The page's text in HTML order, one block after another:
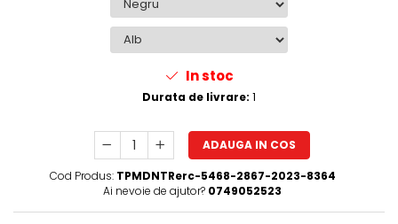
In stoc
Durata de livrare: 1
ADAUGA IN COS
Cod Produs: TPMDNTRerc-5468-2867-2023-8364
Ai nevoie de ajutor? 0749052523